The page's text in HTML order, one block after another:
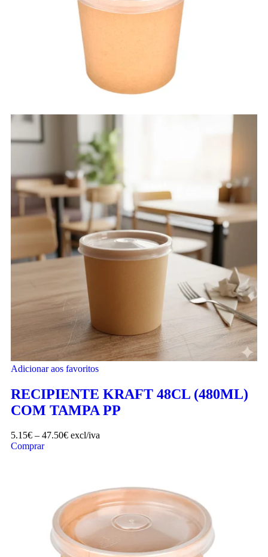
Adicionar aos favoritos
RECIPIENTE KRAFT 48CL (480ML)
COM TAMPA PP
5.15€ – 47.50€ excl/iva
Comprar